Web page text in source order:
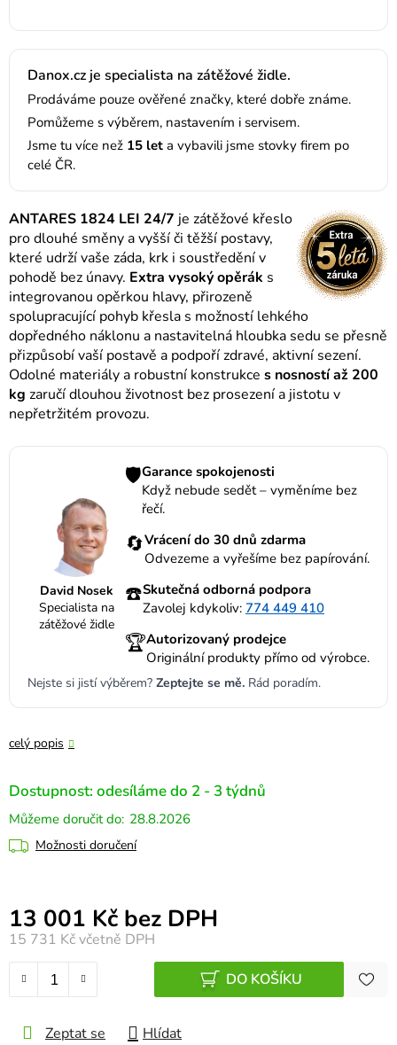
Danox.cz je specialista na zátěžové židle.
Prodáváme pouze ověřené značky, které dobře známe.
Pomůžeme s výběrem, nastavením i servisem.
Jsme tu více než 15 let a vybavili jsme stovky firem po
celé ČR.
ANTARES 1824 LEI 24/7 je zátěžové křeslo
pro dlouhé směny a vyšší či těžší postavy,
které udrží vaše záda, krk i soustředění v
pohodě bez únavy. Extra vysoký opěrák s
integrovanou opěrkou hlavy, přirozeně
spolupracující pohyb křesla s možností lehkého
dopředného náklonu a nastavitelná hloubka sedu se přesně
přizpůsobí vaší postavě a podpoří zdravé, aktivní sezení.
Odolné materiály a robustní konstrukce s nosností až 200
kg zaručí dlouhou životnost bez prosezení a jistotu v
nepřetržitém provozu.
David Nosek
Specialista na
zátěžové židle
🛡️Garance spokojenosti
Když nebude sedět – vyměníme bez
řečí.
🔄Vrácení do 30 dnů zdarma
Odvezeme a vyřešíme bez papírování.
☎️Skutečná odborná podpora
Zavolej kdykoliv: 774 449 410
🏆Autorizovaný prodejce
Originální produkty přímo od výrobce.
Nejste si jistí výběrem? Zeptejte se mě. Rád poradím.
celý popis
Dostupnost: odesíláme do 2 - 3 týdnů
28.8.2026
Možnosti doručení
15 731 Kčvčetně DPH
13 001 Kč bez DPH
Měrná cena:
DO KOŠÍKU
Zeptat se Hlídat